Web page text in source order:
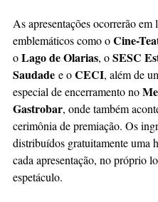
As apresentações ocorrerão em
emblemáticos como o Cine-
o Lago de Olarias, o SESC
Saudade e o CECI, além de
especial de encerramento no
Gastrobar, onde também
cerimônia de premiação. Os
distribuídos gratuitamente uma
cada apresentação, no próprio
espetáculo.